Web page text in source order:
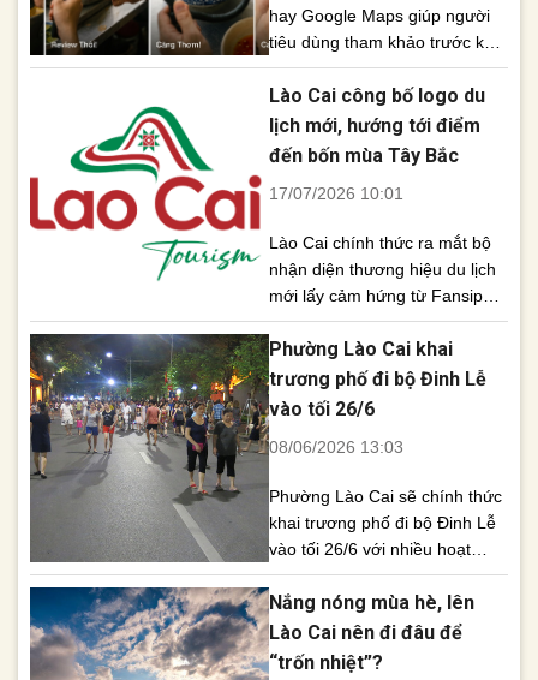
hay Google Maps giúp người
tiêu dùng tham khảo trước khi
sử dụng dịch vụ, nhưng không
phải lúc nào cũng phản ánh
đúng thực tế. Hãy tỉnh táo
trước những đánh giá được tài
mạng xã hội đang trở thành
Lào Cai công bố logo du
lịch mới, hướng tới điểm
đến bốn mùa Tây Bắc
17/07/2026 10:01
Lào Cai chính thức ra mắt bộ
nhận diện thương hiệu du lịch
mới lấy cảm hứng từ Fansipan
và ruộng bậc thang, đồng thời
định hướng xây dựng hệ sinh
thái du lịch bốn mùa, hướng tới
trở thành trung tâm du lịch của
UBND tỉnh Lào Cai tổ [...]
Phường Lào Cai khai
trương phố đi bộ Đinh Lễ
vào tối 26/6
08/06/2026 13:03
Phường Lào Cai sẽ chính thức
khai trương phố đi bộ Đinh Lễ
vào tối 26/6 với nhiều hoạt
động văn hóa, ẩm thực, giải trí
đặc sắc, góp phần thúc đẩy
kinh tế đêm và phát triển du
lịch địa phương. Nhằm tạo
Nắng nóng mùa hè, lên
Lào Cai nên đi đâu để
“trốn nhiệt”?